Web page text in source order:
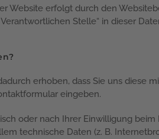
Website erfolgt durch den
Stelle“ in dieser
erhoben, dass Sie uns diese
eingeben.
oder nach Ihrer Einwilligung
technische Daten (z. B.